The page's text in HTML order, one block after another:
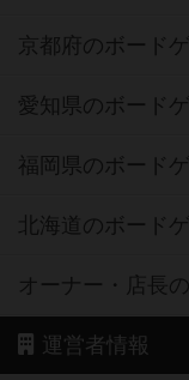
京都府のボード
愛知県のボード
福岡県のボード
北海道のボード
オーナー・店長
運営者情報